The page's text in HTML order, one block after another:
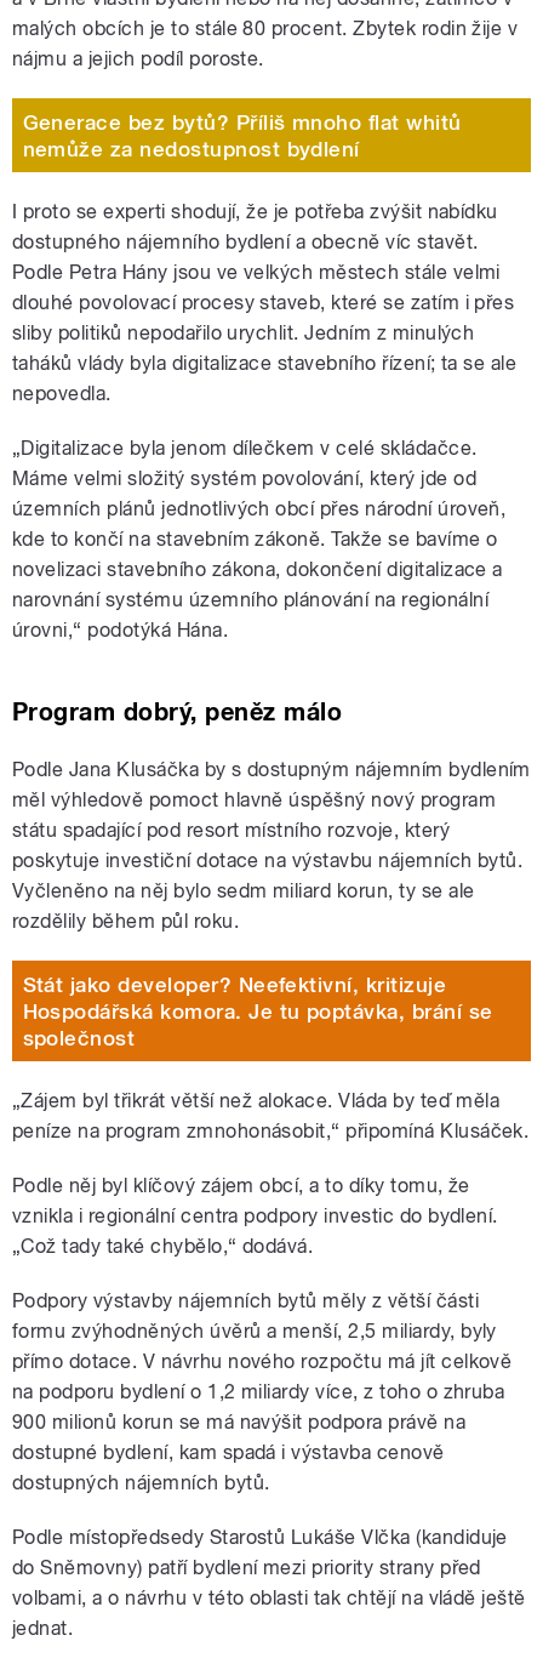
malých obcích je to stále 80 procent. Zbytek rodin žije v
nájmu a jejich podíl poroste.
Generace bez bytů? Příliš mnoho flat whitů
nemůže za nedostupnost bydlení
I proto se experti shodují, že je potřeba zvýšit nabídku
dostupného nájemního bydlení a obecně víc stavět.
Podle Petra Hány jsou ve velkých městech stále velmi
dlouhé povolovací procesy staveb, které se zatím i přes
sliby politiků nepodařilo urychlit. Jedním z minulých
taháků vlády byla digitalizace stavebního řízení; ta se ale
nepovedla.
„Digitalizace byla jenom dílečkem v celé skládačce.
Máme velmi složitý systém povolování, který jde od
územních plánů jednotlivých obcí přes národní úroveň,
kde to končí na stavebním zákoně. Takže se bavíme o
novelizaci stavebního zákona, dokončení digitalizace a
narovnání systému územního plánování na regionální
úrovni,“ podotýká Hána.
Program dobrý, peněz málo
Podle Jana Klusáčka by s dostupným nájemním bydlením
měl výhledově pomoct hlavně úspěšný nový program
státu spadající pod resort místního rozvoje, který
poskytuje investiční dotace na výstavbu nájemních bytů.
Vyčleněno na něj bylo sedm miliard korun, ty se ale
rozdělily během půl roku.
Stát jako developer? Neefektivní, kritizuje
Hospodářská komora. Je tu poptávka, brání se
společnost
„Zájem byl třikrát větší než alokace. Vláda by teď měla
peníze na program zmnohonásobit,“ připomíná Klusáček.
Podle něj byl klíčový zájem obcí, a to díky tomu, že
vznikla i regionální centra podpory investic do bydlení.
„Což tady také chybělo,“ dodává.
Podpory výstavby nájemních bytů měly z větší části
formu zvýhodněných úvěrů a menší, 2,5 miliardy, byly
přímo dotace. V návrhu nového rozpočtu má jít celkově
na podporu bydlení o 1,2 miliardy více, z toho o zhruba
900 milionů korun se má navýšit podpora právě na
dostupné bydlení, kam spadá i výstavba cenově
dostupných nájemních bytů.
Podle místopředsedy Starostů Lukáše Vlčka (kandiduje
do Sněmovny) patří bydlení mezi priority strany před
volbami, a o návrhu v této oblasti tak chtějí na vládě ještě
jednat.